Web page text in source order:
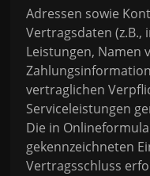
Adressen sowie
Vertragsdaten (z.B.,
Leistungen, Namen
vertraglichen
Serviceleistungen
Die in
gekennzeichneten
Vertragsschluss